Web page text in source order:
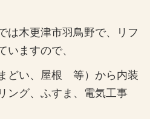
は木更津市羽鳥野で、リフ
ますので、
どい、屋根 等）から内装
ング、ふすま、電気工事